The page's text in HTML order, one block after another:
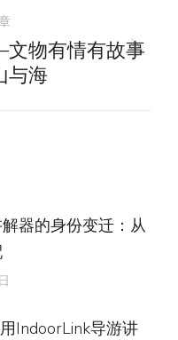
物有情有故事
与海
器的身份变迁：从
IndoorLink导游讲